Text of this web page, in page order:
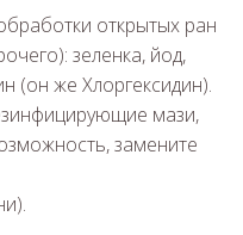
открытых ран
зеленка, йод,
(он же Хлоргексидин).
мази,
замените